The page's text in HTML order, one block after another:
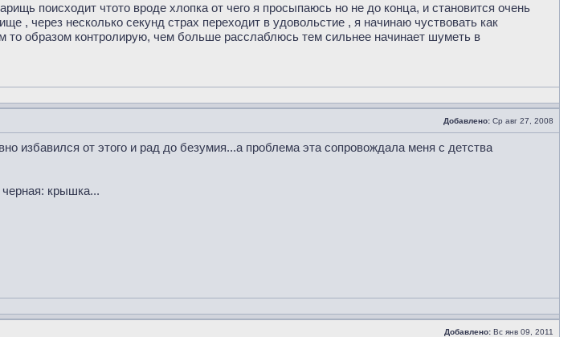
поисходит чтото вроде хлопка от чего я просыпаюсь но не до конца, и становится очень
, через несколько секунд страх переходит в удовольстие , я начинаю чуствовать как
то образом контролирую, чем больше расслаблюсь тем сильнее начинает шуметь в
Добавлено: Ср авг 27, 2008
избавился от этого и рад до безумия...а проблема эта сопровождала меня с детства
крышка...
Добавлено: Вс янв 09, 2011